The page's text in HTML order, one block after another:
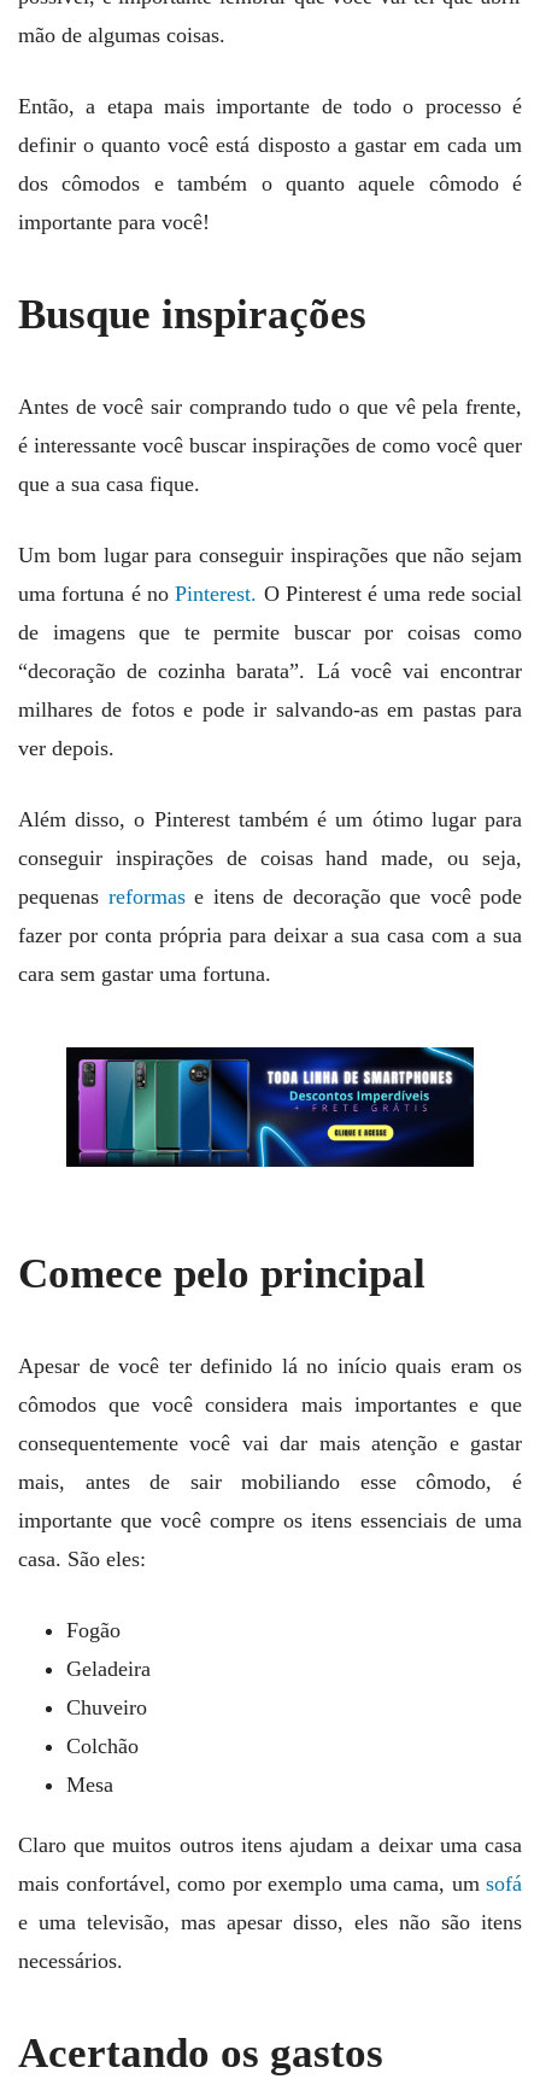
mão de algumas coisas.
Então, a etapa mais importante de todo o processo é
definir o quanto você está disposto a gastar em cada um
dos cômodos e também o quanto aquele cômodo é
importante para você!
Busque inspirações
Antes de você sair comprando tudo o que vê pela frente,
é interessante você buscar inspirações de como você quer
que a sua casa fique.
Um bom lugar para conseguir inspirações que não sejam
uma fortuna é noPinterest. O Pinterest é uma rede social
de imagens que te permite buscar por coisas como
“decoração de cozinha barata”. Lá você vai encontrar
milhares de fotos e pode ir salvando-as em pastas para
ver depois.
Além disso, o Pinterest também é um ótimo lugar para
conseguir inspirações de coisas hand made, ou seja,
pequenas reformase itens de decoração que você pode
fazer por conta própria para deixar a sua casa com a sua
cara sem gastar uma fortuna.
Comece pelo principal
Apesar de você ter definido lá no início quais eram os
cômodos que você considera mais importantes e que
consequentemente você vai dar mais atenção e gastar
mais, antes de sair mobiliando esse cômodo, é
importante que você compre os itens essenciais de uma
casa. São eles:
Fogão
Geladeira
Chuveiro
Colchão
Mesa
Claro que muitos outros itens ajudam a deixar uma casa
mais confortável, como por exemplo uma cama, um sofá
e uma televisão, mas apesar disso, eles não são itens
necessários.
Acertando os gastos